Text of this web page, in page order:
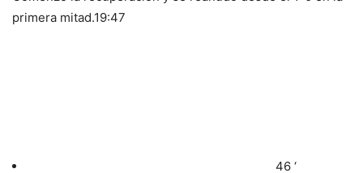
primera mitad.19:47
46 ‘